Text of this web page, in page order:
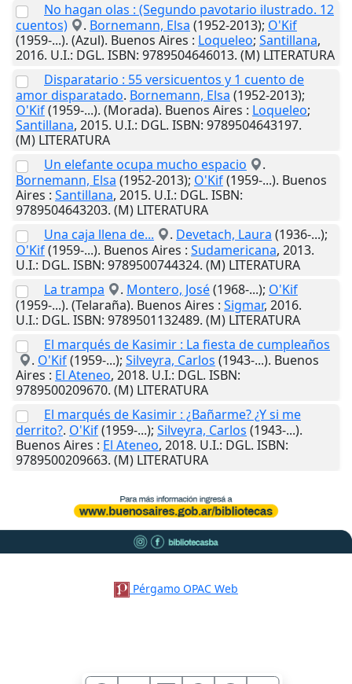
No hagan olas : (Segundo pavotario ilustrado. 12
cuentos)
. Bornemann, Elsa (1952-2013); O'Kif
(1959-...). (Azul). Buenos Aires : Loqueleo; Santillana,
2016. U.I.: DGL. ISBN: 9789504646013. (M) LITERATURA
Disparatario : 55 versicuentos y 1 cuento de
amor disparatado. Bornemann, Elsa (1952-2013);
O'Kif(1959-...). (Morada). Buenos Aires : Loqueleo;
Santillana, 2015. U.I.: DGL. ISBN: 9789504643197.
(M) LITERATURA
Un elefante ocupa mucho espacio
.
Bornemann, Elsa (1952-2013); O'Kif(1959-...). Buenos
Aires : Santillana, 2015. U.I.: DGL. ISBN:
9789504643203. (M) LITERATURA
Una caja llena de...
. Devetach, Laura (1936-...);
O'Kif(1959-...). Buenos Aires : Sudamericana, 2013.
U.I.: DGL. ISBN: 9789500744324. (M) LITERATURA
La trampa
. Montero, José(1968-...); O'Kif
(1959-...). (Telaraña). Buenos Aires : Sigmar, 2016.
U.I.: DGL. ISBN: 9789501132489. (M) LITERATURA
El marqués de Kasimir : La fiesta de cumpleaños
. O'Kif(1959-...); Silveyra, Carlos (1943-...). Buenos
Aires : El Ateneo, 2018. U.I.: DGL. ISBN:
9789500209670. (M) LITERATURA
El marqués de Kasimir : ¿Bañarme? ¿Y si me
derrito?. O'Kif(1959-...); Silveyra, Carlos (1943-...).
Buenos Aires : El Ateneo, 2018. U.I.: DGL. ISBN:
9789500209663. (M) LITERATURA
Pérgamo OPAC Web